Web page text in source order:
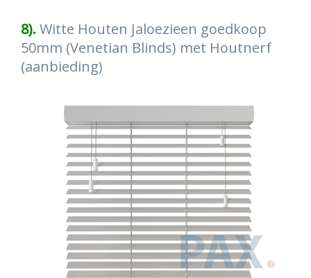
8). Witte Houten Jaloezieen goedkoop
50mm (Venetian Blinds) met Houtnerf
(aanbieding)